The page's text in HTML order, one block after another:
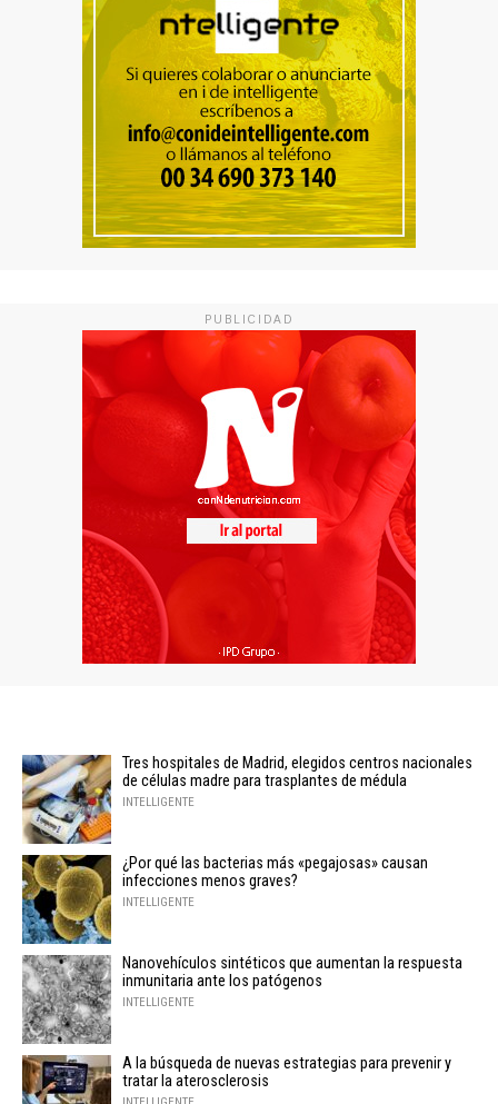
PUBLICIDAD
Tres hospitales de Madrid, elegidos centros nacionales
de células madre para trasplantes de médula
INTELLIGENTE
¿Por qué las bacterias más «pegajosas» causan
infecciones menos graves?
INTELLIGENTE
Nanovehículos sintéticos que aumentan la respuesta
inmunitaria ante los patógenos
INTELLIGENTE
A la búsqueda de nuevas estrategias para prevenir y
tratar la aterosclerosis